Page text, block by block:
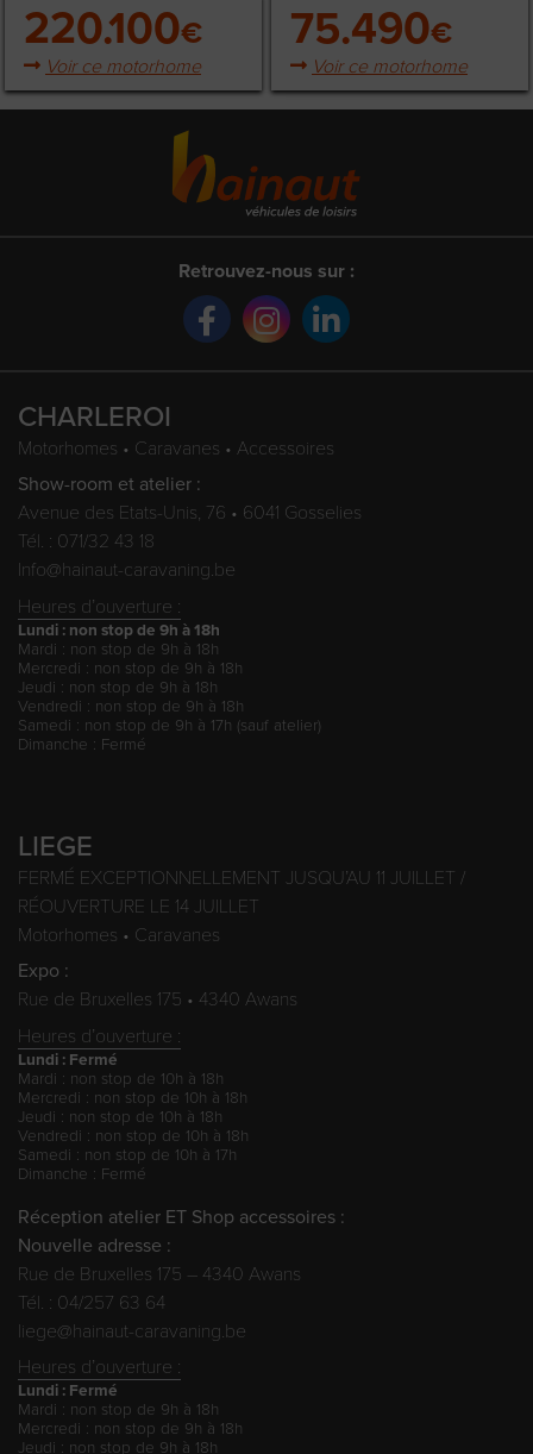
220.100€
Voir ce motorhome
75.490€
Voir ce motorhome
Retrouvez-nous sur :
CHARLEROI
Motorhomes • Caravanes • Accessoires
Show-room et atelier :
Avenue des Etats-Unis, 76 • 6041 Gosselies
Tél. : 071/32 43 18
Info@hainaut-caravaning.be
Heures d’ouverture :
Lundi : non stop de 9h à 18h
Mardi : non stop de 9h à 18h
Mercredi : non stop de 9h à 18h
Jeudi : non stop de 9h à 18h
Vendredi : non stop de 9h à 18h
Samedi : non stop de 9h à 17h (sauf atelier)
Dimanche : Fermé
LIEGE
FERMÉ EXCEPTIONNELLEMENT JUSQU’AU 11 JUILLET /
RÉOUVERTURE LE 14 JUILLET
Motorhomes • Caravanes
Expo :
Rue de Bruxelles 175 • 4340 Awans
Heures d’ouverture :
Lundi : Fermé
Mardi : non stop de 10h à 18h
Mercredi : non stop de 10h à 18h
Jeudi : non stop de 10h à 18h
Vendredi : non stop de 10h à 18h
Samedi : non stop de 10h à 17h
Dimanche : Fermé
Réception atelier ET Shop accessoires :
Nouvelle adresse :
Rue de Bruxelles 175 – 4340 Awans
Tél. : 04/257 63 64
liege@hainaut-caravaning.be
Heures d’ouverture :
Lundi : Fermé
Mardi : non stop de 9h à 18h
Mercredi : non stop de 9h à 18h
Jeudi : non stop de 9h à 18h